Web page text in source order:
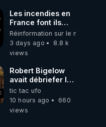
Les incendies en
France font ils
partie d' un plan
qui aurait débuté
le 11 septembre
Réinformation sur le monde
3 days ago
8.8 k
views
Robert Bigelow
avait débriefer le
pédophile
génocidaire de
donald j trump
tic tac ufo
10 hours ago
660
views